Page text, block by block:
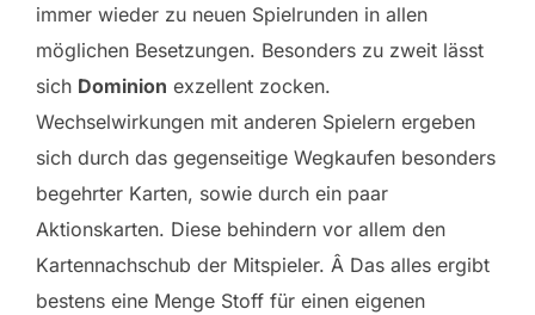
immer wieder zu neuen Spielrunden in allen
möglichen Besetzungen. Besonders zu zweit lässt
sich Dominion exzellent zocken.
Wechselwirkungen mit anderen Spielern ergeben
sich durch das gegenseitige Wegkaufen besonders
begehrter Karten, sowie durch ein paar
Aktionskarten. Diese behindern vor allem den
Kartennachschub der Mitspieler. Â Das alles ergibt
bestens eine Menge Stoff für einen eigenen